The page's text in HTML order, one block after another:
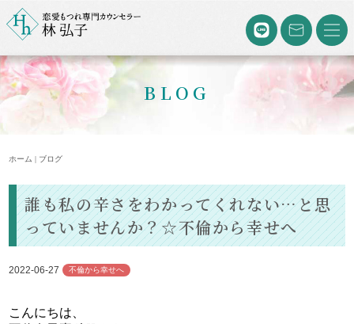
BLOG
ホーム | ブログ
誰も私の辛さをわかってくれない…と思
っていませんか？☆不倫から幸せへ
2022-06-27 不倫から幸せへ
こんにちは、